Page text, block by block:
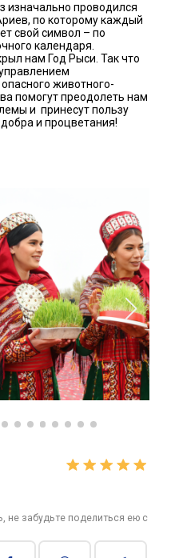
изначально проводился
по которому каждый
свой символ – по
календаря.
нам Год Рыси. Так что
животного-
помогут преодолеть нам
и принесут пользу
и процветания!
не забудьте поделиться ею с